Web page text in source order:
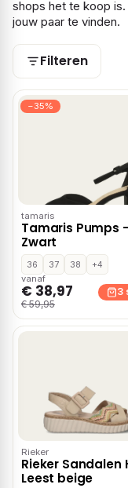
shops het te koop is.
jouw paar te vinden.
Filteren
−35%
tamaris
Tamaris Pumps
Zwart
36 37 38
+4
vanaf
€ 38,97
€ 59,95
3
Rieker
Rieker Sandalen
Leest beige